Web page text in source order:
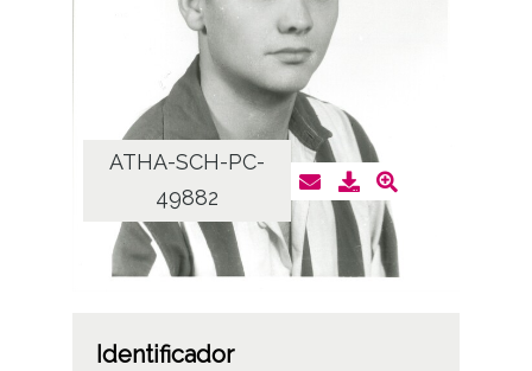
ATHA-SCH-PC-
49882
Identificador